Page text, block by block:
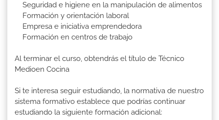
Seguridad e higiene en la manipulación de alimentos
Formación y orientación laboral
Empresa e iniciativa emprendedora
Formación en centros de trabajo
Al terminar el curso, obtendrás el título de Técnico
Medioen Cocina
Si te interesa seguir estudiando, la normativa de nuestro
sistema formativo establece que podrías continuar
estudiando la siguiente formación adicional: